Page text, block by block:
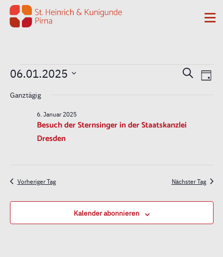
Zum Inhalt springen
Veranstaltungen
für
2025
und
SucheTag
06.01.2025
wählen.
Ganztägig
Besuch der Sternsinger in der Staatskanzlei
Dresden
6. Januar 2025
Vorheriger Tag Nächster Tag
Kalender abonnieren